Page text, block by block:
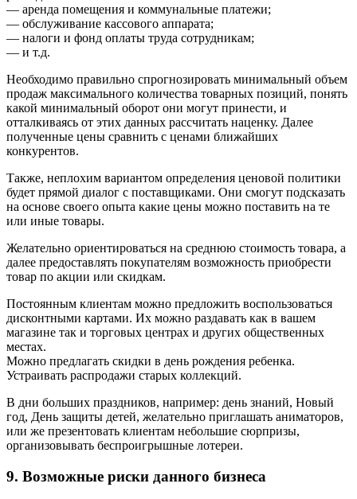
— аренда помещения и коммунальные платежи;
— обслуживание кассового аппарата;
— налоги и фонд оплаты труда сотрудникам;
— и т.д.
Необходимо правильно спрогнозировать минимальный объем
продаж максимального количества товарных позиций, понять
какой минимальный оборот они могут принести, и
отталкиваясь от этих данных рассчитать наценку. Далее
полученные цены сравнить с ценами ближайших
конкурентов.
Также, неплохим вариантом определения ценовой политики
будет прямой диалог с поставщиками. Они смогут подсказать
на основе своего опыта какие цены можно поставить на те
или иные товары.
Желательно ориентироваться на среднюю стоимость товара, а
далее предоставлять покупателям возможность приобрести
товар по акции или скидкам.
Постоянным клиентам можно предложить воспользоваться
дисконтными картами. Их можно раздавать как в вашем
магазине так и торговых центрах и других общественных
местах.
Можно предлагать скидки в день рождения ребенка.
Устраивать распродажи старых коллекций.
В дни больших праздников, например: день знаний, Новый
год, День защиты детей, желательно приглашать аниматоров,
или же презентовать клиентам небольшие сюрпризы,
организовывать беспроигрышные лотереи.
9. Возможные риски данного бизнеса